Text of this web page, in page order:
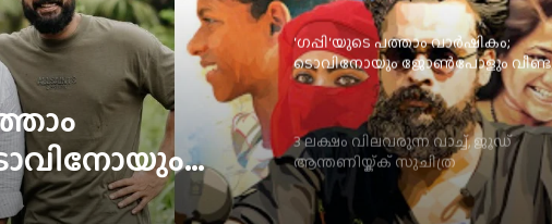
വാച്ച്,
സുചിത്ര
സ്നേഹ
3 ലക്ഷം വിലവരുന്ന വാച്ച്, ജൂഡ്
ആന്തണിയ്ക്ക് സുചിത്ര
മോഹൻലാലിൻറെ സ്നേഹ സമ്മാനം
ഞെട്ടിക്കാൻ ഉർവശിയും ജോജുവും,
‘ആശ’യുടെ പോസ്റ്റർ പുറത്ത്; റിലീസ്
സെപ്റ്റംബർ 4-ന്